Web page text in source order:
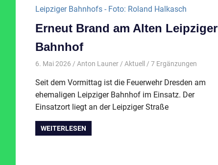
Erneut Brand am Alten Leipziger
Bahnhof
6. Mai 2026 Anton Launer Aktuell / 7 Ergänzungen
Seit dem Vormittag ist die Feuerwehr Dresden am
ehemaligen Leipziger Bahnhof im Einsatz. Der
Einsatzort liegt an der Leipziger Straße
WEITERLESEN